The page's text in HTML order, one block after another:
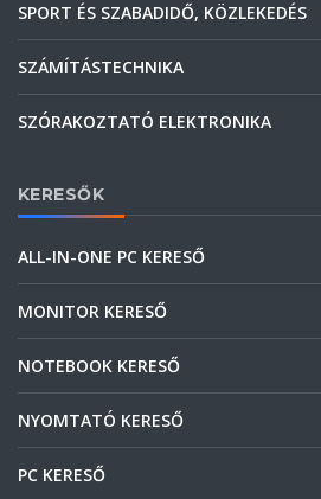
SPORT ÉS SZABADIDŐ, KÖZLEKEDÉS
SZÁMÍTÁSTECHNIKA
SZÓRAKOZTATÓ ELEKTRONIKA
KERESŐK
ALL-IN-ONE PC KERESŐ
MONITOR KERESŐ
NOTEBOOK KERESŐ
NYOMTATÓ KERESŐ
PC KERESŐ